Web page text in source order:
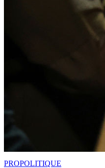
PROPOLITIQUE